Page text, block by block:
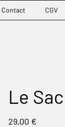
Contact CGV
Le
29,00 €